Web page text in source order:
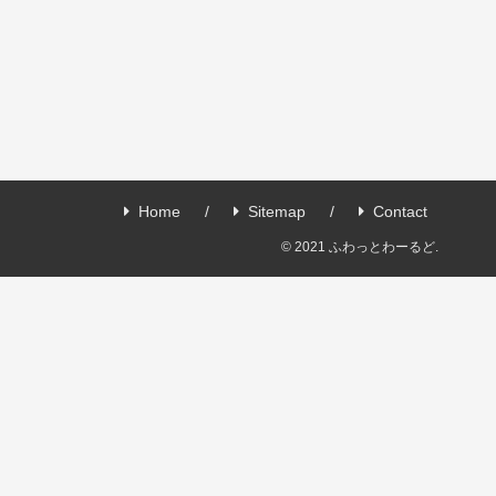
Home Sitemap Contact
© 2021 ふわっとわーるど.